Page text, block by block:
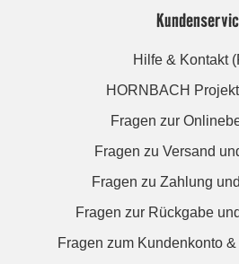
Hilfe & Kontakt
HORNBACH
Fragen zur
Fragen zu Versand
Fragen zu Zahlung
Fragen zur Rückgabe
Fragen zum Kundenkonto